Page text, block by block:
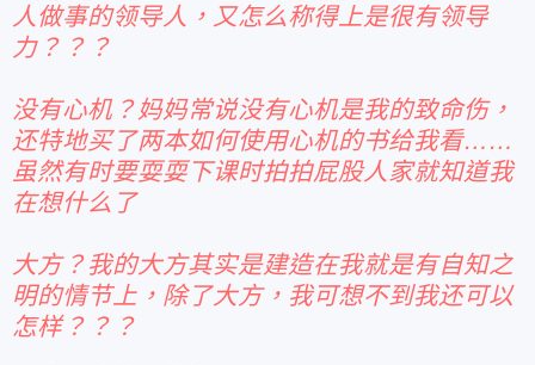
人做事的领导人，又怎么称得上是很有领导
力？？？
没有心机？妈妈常说没有心机是我的致命伤，
还特地买了两本如何使用心机的书给我看……
虽然有时要耍耍下课时拍拍屁股人家就知道我
在想什么了
大方？我的大方其实是建造在我就是有自知之
明的情节上，除了大方，我可想不到我还可以
怎样？？？